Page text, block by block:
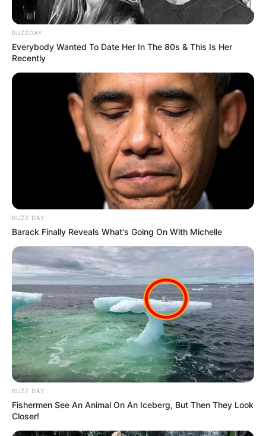
BUZZDAY
Everybody Wanted To Date Her In The 80s & This Is Her
Recently
BUZZ DAY
Barack Finally Reveals What's Going On With Michelle
BUZZ DAY
Fishermen See An Animal On An Iceberg, But Then They Look
Closer!